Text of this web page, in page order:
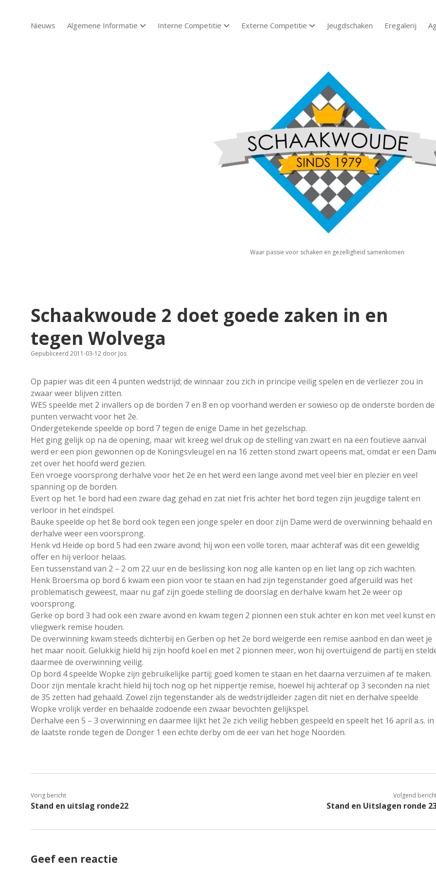
Nieuws Algemene Informatie open dropdown menu
Interne Competitie open dropdown menu
Externe Competitie open dropdown menu
Jeugdschaken Eregalerij
Schaakvereniging
Schaakwoude
Waar passie voor schaken en gezelligheid samenkomen
Schaakwoude 2 doet goede zaken in en
tegen Wolvega
Gepubliceerd 2011-03-12 door Jos
Op papier was dit een 4 punten wedstrijd; de winnaar zou zich in principe veilig spelen en de verliezer zou in
zwaar weer blijven zitten.
WES speelde met 2 invallers op de borden 7 en 8 en op voorhand werden er sowieso op de onderste borden de
punten verwacht voor het 2e.
Ondergetekende speelde op bord 7 tegen de enige Dame in het gezelschap.
Het ging gelijk op na de opening, maar wit kreeg wel druk op de stelling van zwart en na een foutieve aanval
werd er een pion gewonnen op de Koningsvleugel en na 16 zetten stond zwart opeens mat, omdat er een
zet over het hoofd werd gezien.
Een vroege voorsprong derhalve voor het 2e en het werd een lange avond met veel bier en plezier en veel
spanning op de borden.
Evert op het 1e bord had een zware dag gehad en zat niet fris achter het bord tegen zijn jeugdige talent en
verloor in het eindspel.
Bauke speelde op het 8e bord ook tegen een jonge speler en door zijn Dame werd de overwinning behaald en
derhalve weer een voorsprong.
Henk vd Heide op bord 5 had een zware avond; hij won een volle toren, maar achteraf was dit een geweldig
offer en hij verloor helaas.
Een tussenstand van 2 – 2 om 22 uur en de beslissing kon nog alle kanten op en liet lang op zich wachten.
Henk Broersma op bord 6 kwam een pion voor te staan en had zijn tegenstander goed afgeruild was het
problematisch geweest, maar nu gaf zijn goede stelling de doorslag en derhalve kwam het 2e weer op
voorsprong.
Gerke op bord 3 had ook een zware avond en kwam tegen 2 pionnen een stuk achter en kon met veel kunst en
vliegwerk remise houden.
De overwinning kwam steeds dichterbij en Gerben op het 2e bord weigerde een remise aanbod en dan weet je
het maar nooit. Gelukkig hield hij zijn hoofd koel en met 2 pionnen meer, won hij overtuigend de partij en
daarmee de overwinning veilig.
Op bord 4 speelde Wopke zijn gebruikelijke partij; goed komen te staan en het daarna verzuimen af te maken.
Door zijn mentale kracht hield hij toch nog op het nippertje remise, hoewel hij achteraf op 3 seconden na niet
de 35 zetten had gehaald. Zowel zijn tegenstander als de wedstrijdleider zagen dit niet en derhalve speelde
Wopke vrolijk verder en behaalde zodoende een zwaar bevochten gelijkspel.
Derhalve een 5 – 3 overwinning en daarmee lijkt het 2e zich veilig hebben gespeeld en speelt het 16 april a.s. in
de laatste ronde tegen de Donger 1 een echte derby om de eer van het hoge Noorden.
Vorig bericht
Stand en uitslag ronde22
Volgend
Stand en Uitslagen ronde
Geef een reactie